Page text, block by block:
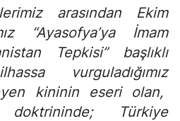
arasından Ekim
“Ayasofya’ya İmam
Tepkisi” başlıklı
vurguladığımız
kininin eseri olan,
Türkiye